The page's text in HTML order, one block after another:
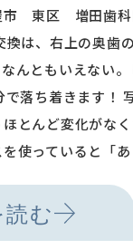
市 東区 増田歯
換は、右上の奥歯
んともいえない
落ち着きます！
とんど変化がなく
使っていると「
む